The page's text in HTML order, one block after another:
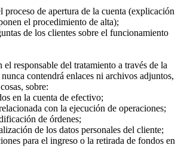
proceso de apertura de la cuenta (explicación
el procedimiento de alta);
de los clientes sobre el funcionamiento
responsable del tratamiento a través de la
contendrá enlaces ni archivos adjuntos,
sobre:
en la cuenta de efectivo;
con la ejecución de operaciones;
de órdenes;
de los datos personales del cliente;
para el ingreso o la retirada de fondos en